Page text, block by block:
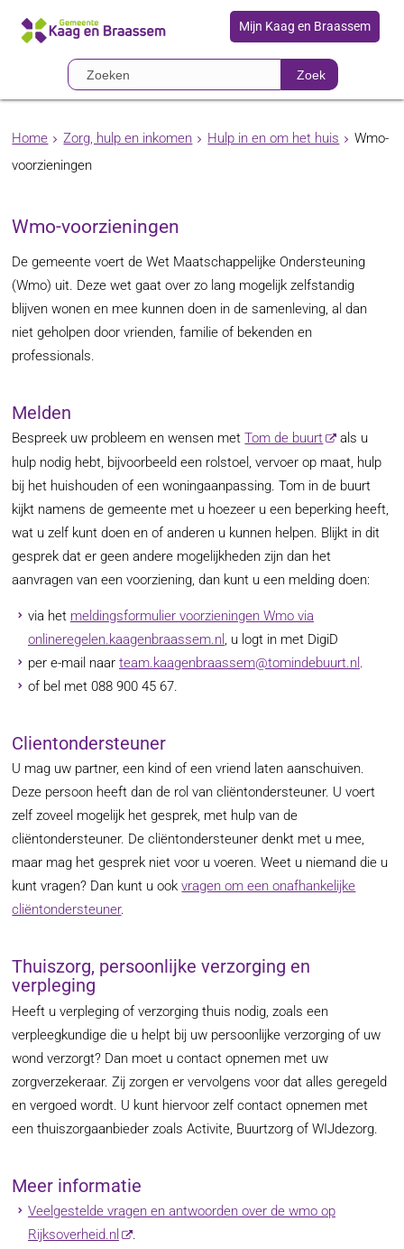
Mijn Kaag en Braassem
Zoek
Home Zorg, hulp en inkomen Hulp in en om het huis
Wmo-
voorzieningen
Wmo-voorzieningen
De gemeente voert de Wet Maatschappelijke Ondersteuning
(Wmo) uit. Deze wet gaat over zo lang mogelijk zelfstandig
blijven wonen en mee kunnen doen in de samenleving, al dan
niet geholpen door vrienden, familie of bekenden en
professionals.
Melden
Bespreek uw probleem en wensen metTom de buurt
als u
hulp nodig hebt, bijvoorbeeld een rolstoel, vervoer op maat, hulp
bij het huishouden of een woningaanpassing. Tom in de buurt
kijkt namens de gemeente met u hoezeer u een beperking heeft,
wat u zelf kunt doen en of anderen u kunnen helpen. Blijkt in dit
gesprek dat er geen andere mogelijkheden zijn dan het
aanvragen van een voorziening, dan kunt u een melding doen:
via het meldingsformulier voorzieningen Wmo via
onlineregelen.kaagenbraassem.nl , u logt in met DigiD
per e-mail naar team.kaagenbraassem@tomindebuurt.nl .
of bel met 088 900 45 67.
Clientondersteuner
U mag uw partner, een kind of een vriend laten aanschuiven.
Deze persoon heeft dan de rol van cliëntondersteuner. U voert
zelf zoveel mogelijk het gesprek, met hulp van de
cliëntondersteuner. De cliëntondersteuner denkt met u mee,
maar mag het gesprek niet voor u voeren. Weet u niemand die u
kunt vragen? Dan kunt u ookvragen om een onafhankelijke
cliëntondersteuner.
Thuiszorg, persoonlijke verzorging en
verpleging
Heeft u verpleging of verzorging thuis nodig, zoals een
verpleegkundige die u helpt bij uw persoonlijke verzorging of uw
wond verzorgt? Dan moet u contact opnemen met uw
zorgverzekeraar. Zij zorgen er vervolgens voor dat alles geregeld
en vergoed wordt. U kunt hiervoor zelf contact opnemen met
een thuiszorgaanbieder zoals Activite, Buurtzorg of WIJdezorg.
Meer informatie
Veelgestelde vragen en antwoorden over de wmo op
Rijksoverheid.nl
.